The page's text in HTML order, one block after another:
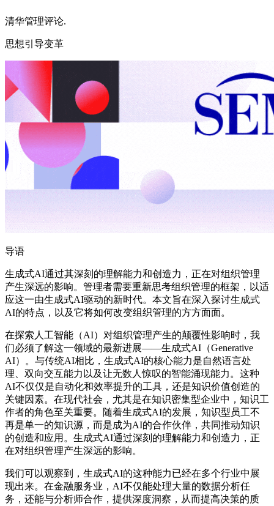
清华管理评论.
思想引导变革
导语
生成式AI通过其深刻的理解能力和创造力，正在对组织管理
产生深远的影响。管理者需要重新思考组织管理的框架，以适
应这一由生成式AI驱动的新时代。本文旨在深入探讨生成式
AI的特点，以及它将如何改变组织管理的方方面面。
在探索人工智能（AI）对组织管理产生的颠覆性影响时，我
们必须了解这一领域的最新进展——生成式AI（Generative
AI）。与传统AI相比，生成式AI的核心能力是自然语言处
理、双向交互能力以及让无数人惊叹的智能涌现能力。这种
AI不仅仅是自动化和效率提升的工具，还是知识价值创造的
关键因素。在现代社会，尤其是在知识密集型企业中，知识工
作者的角色至关重要。随着生成式AI的发展，知识型员工不
再是单一的知识源，而是成为AI的合作伙伴，共同推动知识
的创造和应用。生成式AI通过深刻的理解能力和创造力，正
在对组织管理产生深远的影响。
我们可以观察到，生成式AI的这种能力已经在多个行业中展
现出来。在金融服务业，AI不仅能处理大量的数据分析任
务，还能与分析师合作，提供深度洞察，从而提高决策的质